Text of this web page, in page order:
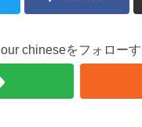
our chineseをフォローす